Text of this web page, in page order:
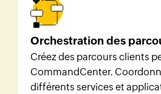
Orchestration des
Créez des parcours clients
CommandCenter.
différents services et